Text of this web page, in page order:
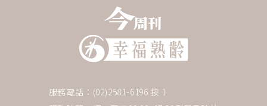
服務電話：(02)2581-6196 按 1